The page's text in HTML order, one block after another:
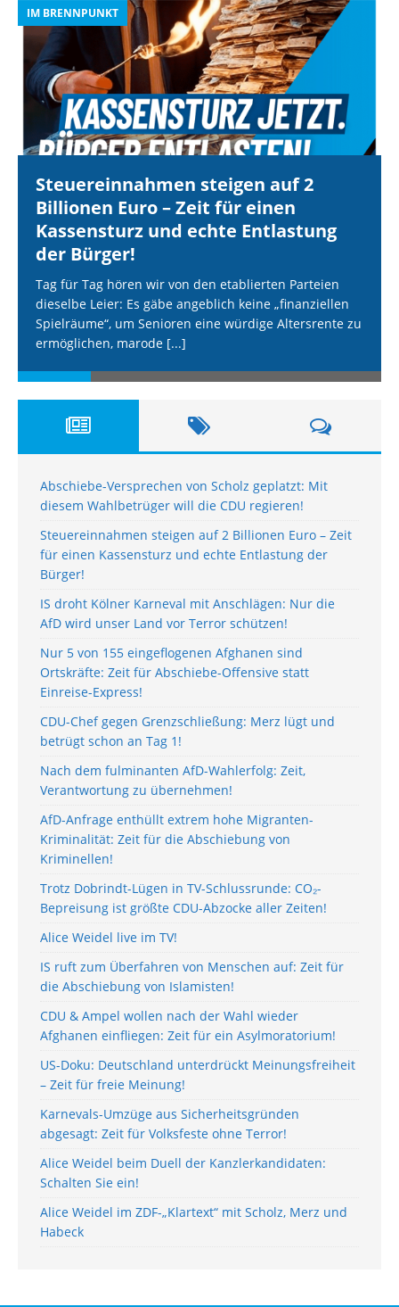
IM BRENNPUNKT
Steuereinnahmen steigen auf 2
Billionen Euro – Zeit für einen
Kassensturz und echte Entlastung
der Bürger!
Tag für Tag hören wir von den etablierten Parteien
dieselbe Leier: Es gäbe angeblich keine „finanziellen
Spielräume“, um Senioren eine würdige Altersrente zu
ermöglichen, marode [...]
Abschiebe-Versprechen von Scholz geplatzt: Mit
diesem Wahlbetrüger will die CDU regieren!
Steuereinnahmen steigen auf 2 Billionen Euro – Zeit
für einen Kassensturz und echte Entlastung der
Bürger!
IS droht Kölner Karneval mit Anschlägen: Nur die
AfD wird unser Land vor Terror schützen!
Nur 5 von 155 eingeflogenen Afghanen sind
Ortskräfte: Zeit für Abschiebe-Offensive statt
Einreise-Express!
CDU-Chef gegen Grenzschließung: Merz lügt und
betrügt schon an Tag 1!
Nach dem fulminanten AfD-Wahlerfolg: Zeit,
Verantwortung zu übernehmen!
AfD-Anfrage enthüllt extrem hohe Migranten-
Kriminalität: Zeit für die Abschiebung von
Kriminellen!
Trotz Dobrindt-Lügen in TV-Schlussrunde: CO₂-
Bepreisung ist größte CDU-Abzocke aller Zeiten!
Alice Weidel live im TV!
IS ruft zum Überfahren von Menschen auf: Zeit für
die Abschiebung von Islamisten!
CDU & Ampel wollen nach der Wahl wieder
Afghanen einfliegen: Zeit für ein Asylmoratorium!
US-Doku: Deutschland unterdrückt Meinungsfreiheit
– Zeit für freie Meinung!
Karnevals-Umzüge aus Sicherheitsgründen
abgesagt: Zeit für Volksfeste ohne Terror!
Alice Weidel beim Duell der Kanzlerkandidaten:
Schalten Sie ein!
Alice Weidel im ZDF-„Klartext“ mit Scholz, Merz und
Habeck